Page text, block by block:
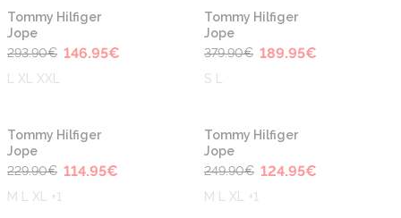
-50%
Tommy Hilfiger
Jope
293.90€ 146.95€
L XL XXL
-50%
Tommy Hilfiger
Jope
379.90€ 189.95€
S L
-50%
Tommy Hilfiger
Jope
229.90€ 114.95€
M L XL +1
-50%
Tommy Hilfiger
Jope
249.90€ 124.95€
M L XL +1